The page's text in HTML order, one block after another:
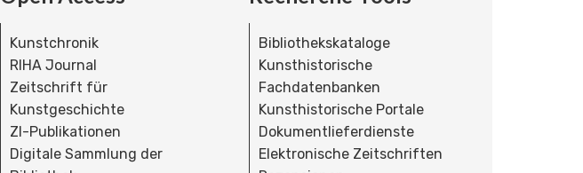
Kunstchronik
RIHA Journal
Zeitschrift für
Kunstgeschichte
ZI-Publikationen
Digitale Sammlung der
Bibliothekskataloge
Kunsthistorische
Fachdatenbanken
Kunsthistorische Portale
Dokumentlieferdienste
Elektronische Zeitschriften